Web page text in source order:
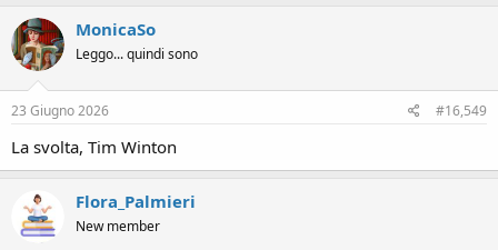
c
t
i
o
n
s
MonicaSo
Leggo... quindi sono
23 Giugno 2026 #16,549
La svolta, Tim Winton
Flora_Palmieri
New member